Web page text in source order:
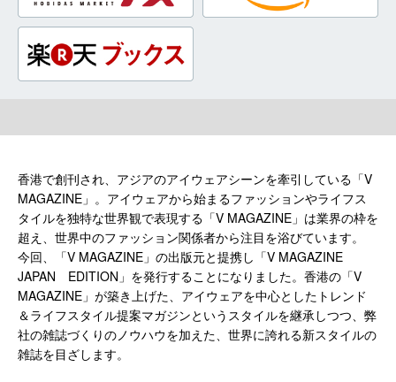
香港で創刊され、アジアのアイウェアシーンを牽引している「V
MAGAZINE」。アイウェアから始まるファッションやライフス
タイルを独特な世界観で表現する「V MAGAZINE」は業界の枠を
超え、世界中のファッション関係者から注目を浴びています。
今回、「V MAGAZINE」の出版元と提携し「V MAGAZINE
JAPAN EDITION」を発行することになりました。香港の「V
MAGAZINE」が築き上げた、アイウェアを中心としたトレンド
＆ライフスタイル提案マガジンというスタイルを継承しつつ、弊
社の雑誌づくりのノウハウを加えた、世界に誇れる新スタイルの
雑誌を目ざします。